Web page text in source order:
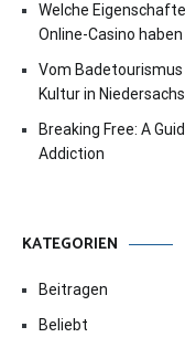
Welche
Online-Casino haben
Vom Badetourismus
Kultur in
Breaking Free: A
Addiction
KATEGORIEN
Beitragen
Beliebt